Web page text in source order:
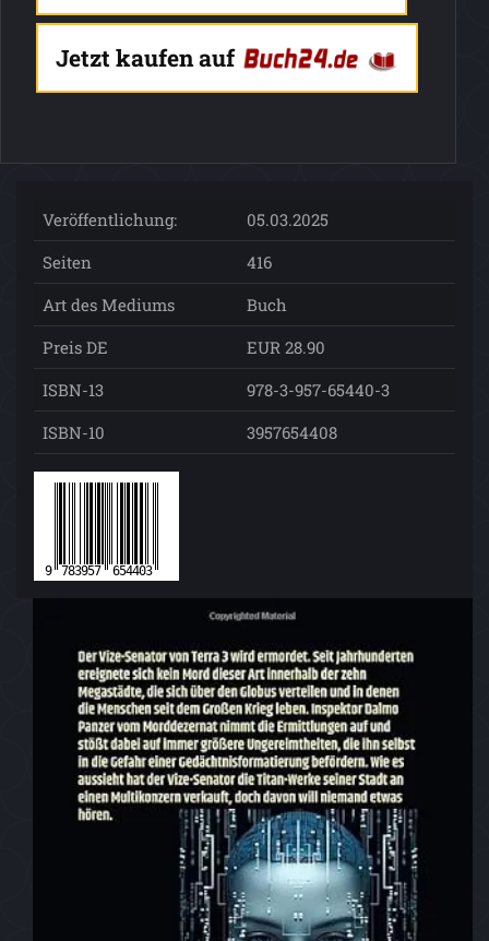
Jetzt kaufen auf
Veröffentlichung:
05.03.2025
Seiten
416
Art des Mediums
Buch
Preis DE
EUR 28.90
ISBN-13
978-3-957-65440-3
ISBN-10
3957654408